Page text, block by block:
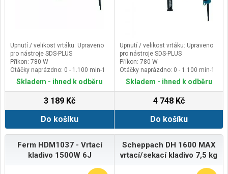
Upnutí / velikost vrtáku: Upraveno
pro nástroje SDS-PLUS
Příkon: 780 W
Otáčky naprázdno: 0 - 1.100 min-1
Počet úderů naprázdno: 0 - 4.500
min-1
Skladem - ihned k odběru
3 189 Kč
Do košíku
Upnutí / velikost vrtáku: Upraveno
pro nástroje SDS-PLUS
Příkon: 780 W
Otáčky naprázdno: 0 - 1.100 min-1
Počet úderů naprázdno: 0 - 4.500
min-1
Skladem - ihned k odběru
4 748 Kč
Do košíku
Ferm HDM1037 - Vrtací
kladivo 1500W 6J
Scheppach DH 1600 MAX
vrtací/sekací kladivo 7,5 kg